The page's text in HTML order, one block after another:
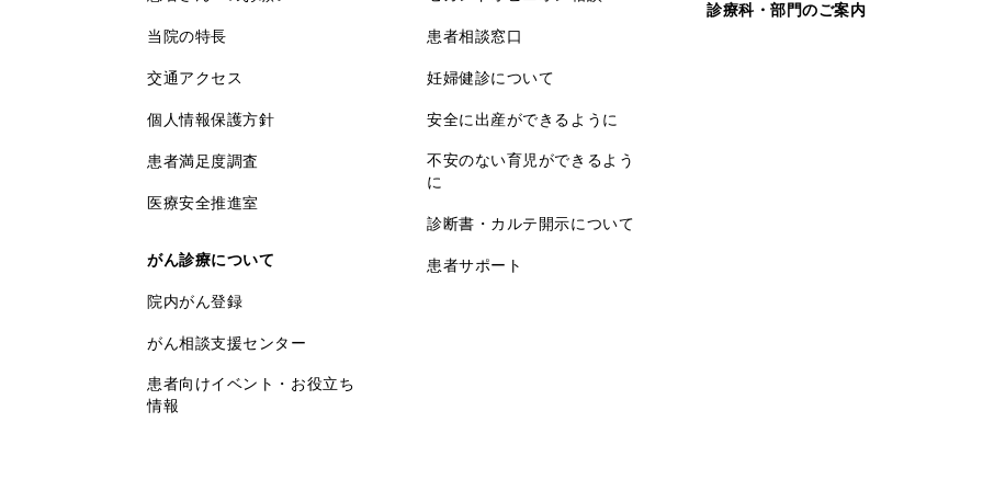
当院の特長
交通アクセス
個人情報保護方針
患者満足度調査
医療安全推進室
がん診療について
院内がん登録
がん相談支援センター
患者向けイベント・お役立ち
情報
患者相談窓口
妊婦健診について
安全に出産ができるように
不安のない育児ができるよう
に
診断書・カルテ開示について
患者サポート
診療科・部門のご案内